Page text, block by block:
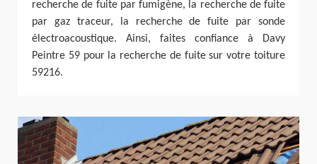
recherche de fuite par fumigène, la recherche de fuite
par gaz traceur, la recherche de fuite par sonde
électroacoustique. Ainsi, faites confiance à Davy
Peintre 59 pour la recherche de fuite sur votre toiture
59216.